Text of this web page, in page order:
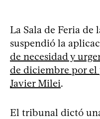
La Sala de Feria de
suspendió la
de necesidad y
de diciembre por
Javier Milei.
El tribunal dictó